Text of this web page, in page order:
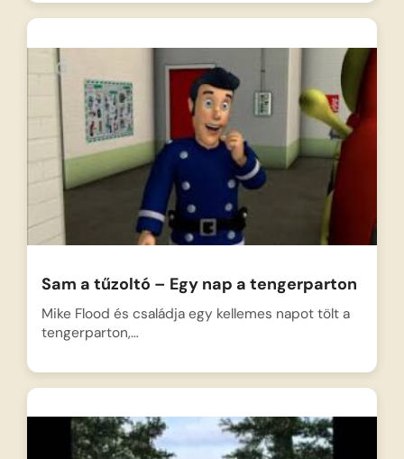
Sam a tűzoltó – Egy nap a tengerparton
Mike Flood és családja egy kellemes napot tölt a
tengerparton,…